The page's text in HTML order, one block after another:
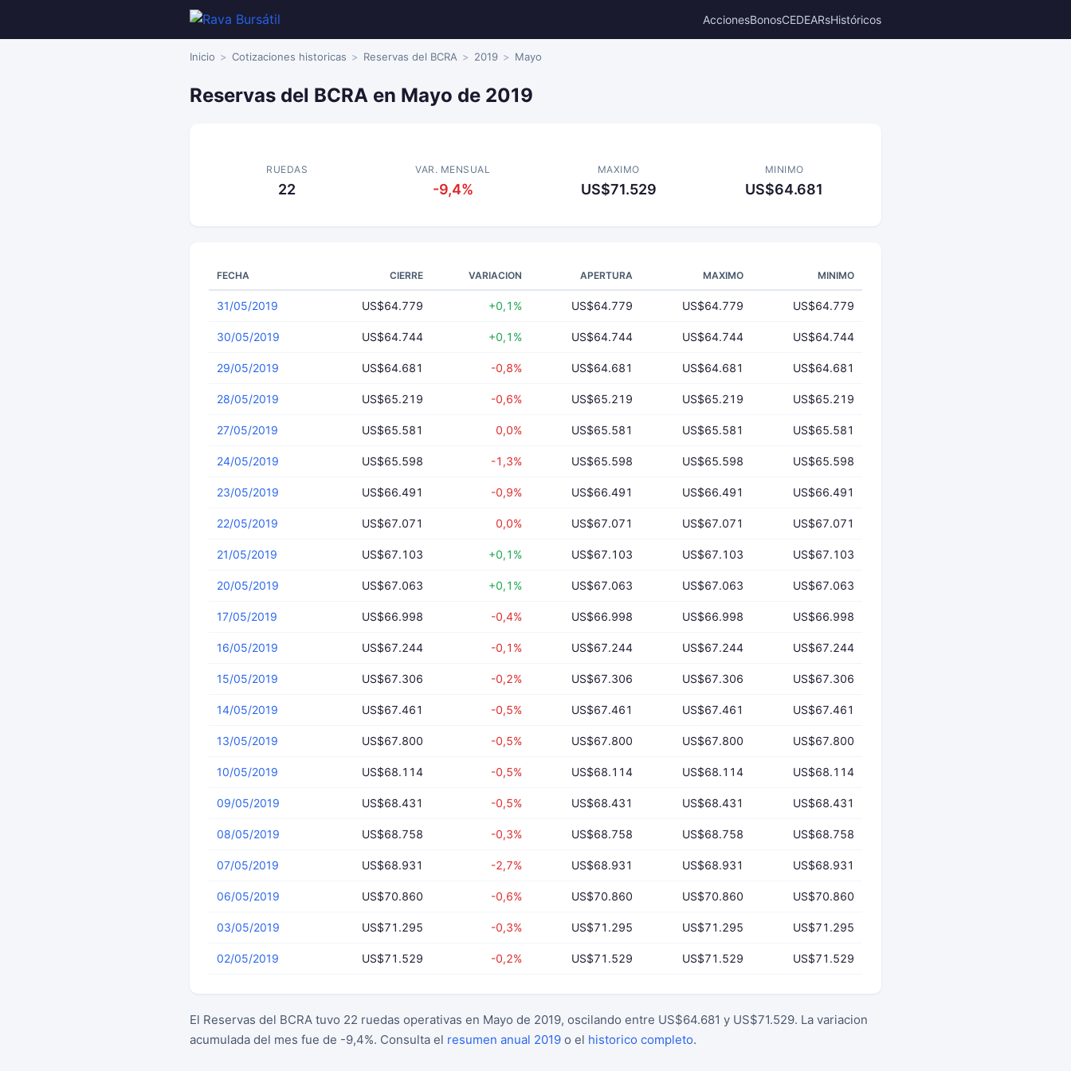
AccionesBonosCEDEARsHistóricos
Inicio Cotizaciones historicas Reservas del BCRA 2019 Mayo
Reservas del BCRA en Mayo de 2019
RUEDAS
22
VAR. MENSUAL
-9,4%
MAXIMO
US$71.529
MINIMO
US$64.681
FECHA CIERRE VARIACION APERTURA MAXIMO MINIMO
31/05/2019 US$64.779 +0,1% US$64.779 US$64.779 US$64.779
30/05/2019 US$64.744 +0,1% US$64.744 US$64.744 US$64.744
29/05/2019 US$64.681 -0,8% US$64.681 US$64.681 US$64.681
28/05/2019 US$65.219 -0,6% US$65.219 US$65.219 US$65.219
27/05/2019 US$65.581 0,0% US$65.581 US$65.581 US$65.581
24/05/2019 US$65.598 -1,3% US$65.598 US$65.598 US$65.598
23/05/2019 US$66.491 -0,9% US$66.491 US$66.491 US$66.491
22/05/2019 US$67.071 0,0% US$67.071 US$67.071 US$67.071
21/05/2019 US$67.103 +0,1% US$67.103 US$67.103 US$67.103
20/05/2019 US$67.063 +0,1% US$67.063 US$67.063 US$67.063
17/05/2019 US$66.998 -0,4% US$66.998 US$66.998 US$66.998
16/05/2019 US$67.244 -0,1% US$67.244 US$67.244 US$67.244
15/05/2019 US$67.306 -0,2% US$67.306 US$67.306 US$67.306
14/05/2019 US$67.461 -0,5% US$67.461 US$67.461 US$67.461
13/05/2019 US$67.800 -0,5% US$67.800 US$67.800 US$67.800
10/05/2019 US$68.114 -0,5% US$68.114 US$68.114 US$68.114
09/05/2019 US$68.431 -0,5% US$68.431 US$68.431 US$68.431
08/05/2019 US$68.758 -0,3% US$68.758 US$68.758 US$68.758
07/05/2019 US$68.931 -2,7% US$68.931 US$68.931 US$68.931
06/05/2019 US$70.860 -0,6% US$70.860 US$70.860 US$70.860
03/05/2019 US$71.295 -0,3% US$71.295 US$71.295 US$71.295
02/05/2019 US$71.529 -0,2% US$71.529 US$71.529 US$71.529
El Reservas del BCRA tuvo 22 ruedas operativas en Mayo de 2019, oscilando entre US$64.681 y US$71.529. La variacion
acumulada del mes fue de -9,4%. Consulta el resumen anual 2019 o el historico completo.